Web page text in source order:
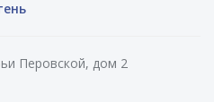
Перовской, дом 2